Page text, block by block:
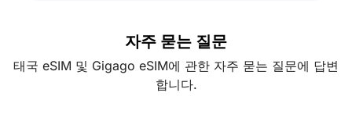
자주 묻는 질문
태국 eSIM 및 Gigago eSIM에 관한 자주 묻는 질문에 답변
합니다.